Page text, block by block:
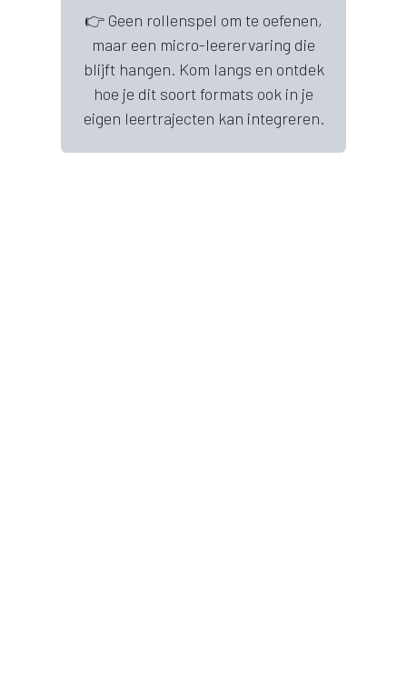
👉 Geen rollenspel om te oefenen,
maar een micro-leerervaring die
blijft hangen. Kom langs en ontdek
hoe je dit soort formats ook in je
eigen leertrajecten kan integreren.